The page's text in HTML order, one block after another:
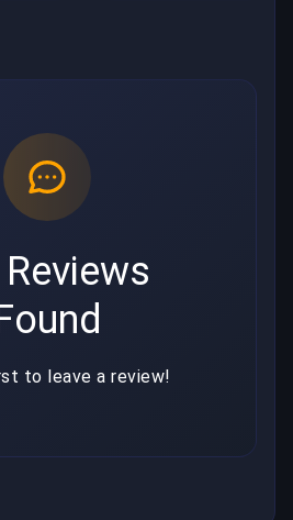
to leave a review!